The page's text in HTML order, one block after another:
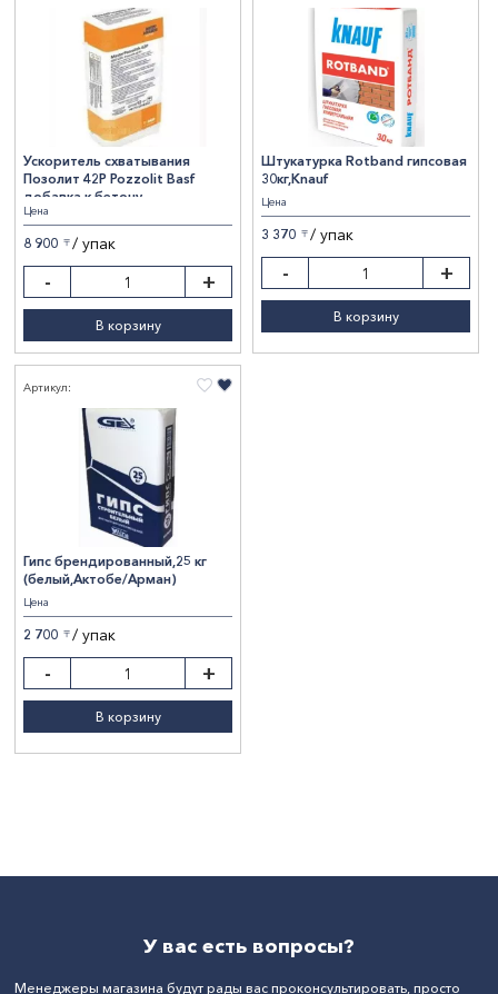
Ускоритель схватывания
Позолит 42Р Pozzolit Basf
добавка к бетону
противоморозная 20кг
Цена
8 900 〒 / упак
- +
В корзину
Штукатурка Rotband гипсовая
30кг,Knauf
Цена
3 370 〒 / упак
- +
В корзину
Артикул:
Гипс брендированный,25 кг
(белый,Актобе/Арман)
Цена
2 700 〒 / упак
- +
В корзину
У вас есть вопросы?
Менеджеры магазина будут рады вас проконсультировать, просто